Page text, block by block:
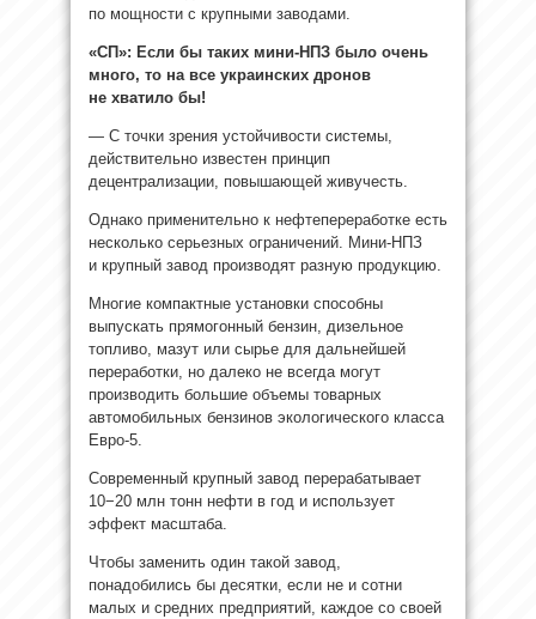
по мощности с крупными заводами.
«СП»: Если бы таких мини-НПЗ было очень
много, то на все украинских дронов
не хватило бы!
— С точки зрения устойчивости системы,
действительно известен принцип
децентрализации, повышающей живучесть.
Однако применительно к нефтепереработке есть
несколько серьезных ограничений. Мини-НПЗ
и крупный завод производят разную продукцию.
Многие компактные установки способны
выпускать прямогонный бензин, дизельное
топливо, мазут или сырье для дальнейшей
переработки, но далеко не всегда могут
производить большие объемы товарных
автомобильных бензинов экологического класса
Евро-5.
Современный крупный завод перерабатывает
10−20 млн тонн нефти в год и использует
эффект масштаба.
Чтобы заменить один такой завод,
понадобились бы десятки, если не и сотни
малых и средних предприятий, каждое со своей